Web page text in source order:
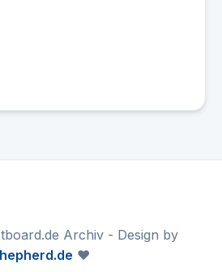
Archiv - Design by
❤️